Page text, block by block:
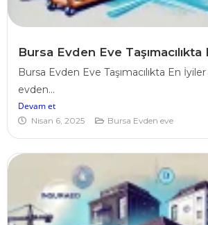
Bursa Evden Eve
Bursa Evden Eve Taşımacılıkta En
evden...
Devam et
Nisan 6, 2025 Bursa Evden eve